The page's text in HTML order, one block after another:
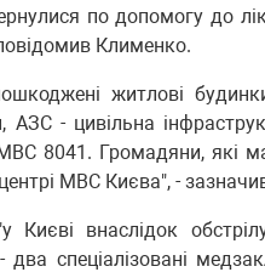
по допомогу до
Клименко.
житлові
АЗС - цивільна
8041. Громадяни, які
МВС Києва", -
внаслідок
спеціалізовані